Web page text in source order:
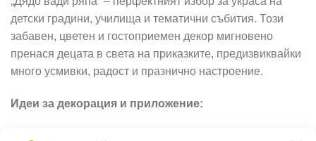
детски градини, училища и тематични събития. Този
забавен, цветен и гостоприемен декор мигновено
пренася децата в света на приказките, предизвиквайки
много усмивки, радост и празнично настроение.
Идеи за декорация и приложение: